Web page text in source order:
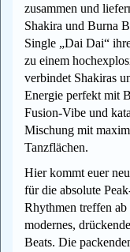
zusammen und
Shakira und Burna
Single „Dai Dai“
zu einem
verbindet Shakiras
Energie perfekt mit
Fusion-Vibe und
Mischung mit
Tanzflächen.
Hier kommt euer
für die absolute
Rhythmen treffen ab
modernes,
Beats. Die